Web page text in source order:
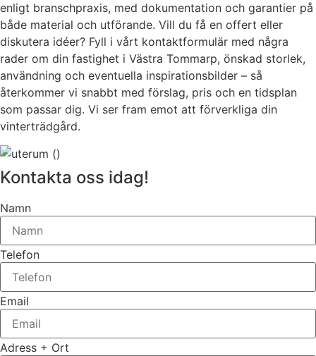
enligt branschpraxis, med dokumentation och garantier på
både material och utförande. Vill du få en offert eller
diskutera idéer? Fyll i vårt kontaktformulär med några
rader om din fastighet i Västra Tommarp, önskad storlek,
användning och eventuella inspirationsbilder – så
återkommer vi snabbt med förslag, pris och en tidsplan
som passar dig. Vi ser fram emot att förverkliga din
vinterträdgård.
Kontakta oss idag!
Namn
Telefon
Email
Adress + Ort